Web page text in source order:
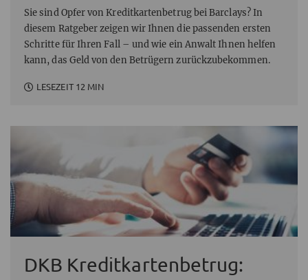
Sie sind Opfer von Kreditkartenbetrug bei Barclays? In
diesem Ratgeber zeigen wir Ihnen die passenden ersten
Schritte für Ihren Fall – und wie ein Anwalt Ihnen helfen
kann, das Geld von den Betrügern zurückzubekommen.
LESEZEIT 12 MIN
DKB Kreditkartenbetrug: